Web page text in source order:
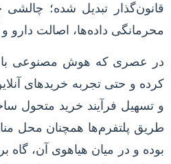
قانون‌گذار تبدیل شده؛
محرمانگی داده‌ها، اصالت
در عصری که هوش مصنوعی با
کرده و حتی تجربه خریدهای
و تسهیل فرآیند خرید متحول
طریق پلتفرم‌ها همچنان محل
بوده و در میان هیاهوی آن، گاه